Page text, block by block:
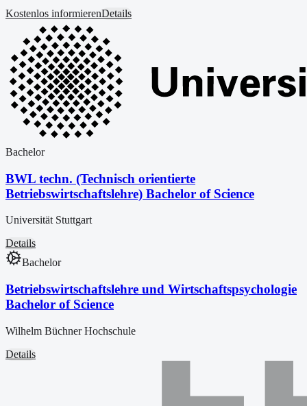
Kostenlos informierenDetails
Bachelor
BWL techn. (Technisch orientierte
Betriebswirtschaftslehre) Bachelor of Science
Universität Stuttgart
Details
Bachelor
Betriebswirtschaftslehre und Wirtschaftspsychologie
Bachelor of Science
Wilhelm Büchner Hochschule
Details